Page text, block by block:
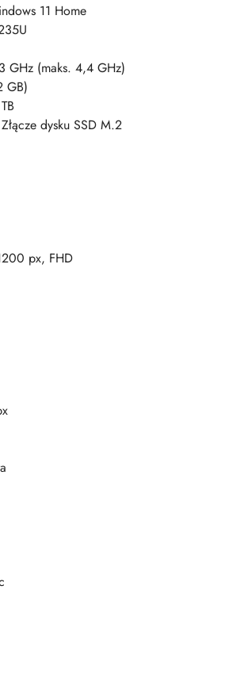
11 Home
GHz (maks. 4,4 GHz)
GB)
dysku SSD M.2
px, FHD